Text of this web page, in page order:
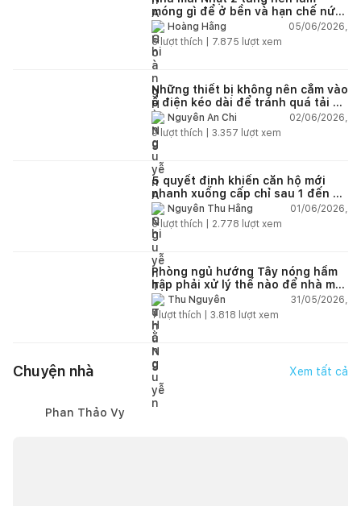
móng gì để ở bền và hạn chế nứt
lún?Hoàng Hằng
05/06/2026,
5lượt thích | 7.875 lượt xem
Những thiết bị không nên cắm vào
ổ điện kéo dài để tránh quá tải và
chập cháy trong nhà
Nguyễn An Chi
02/06/2026,
9lượt thích | 3.357 lượt xem
5 quyết định khiến căn hộ mới
nhanh xuống cấp chỉ sau 1 đến 2
nămNguyễn Thu Hằng
01/06/2026,
5lượt thích | 2.778 lượt xem
Phòng ngủ hướng Tây nóng hầm
hập phải xử lý thế nào để nhà mát
hơn?Thu Nguyễn
31/05/2026,
1lượt thích | 3.818 lượt xem
Chuyện nhà Xem tất cả
Phan Thảo Vy